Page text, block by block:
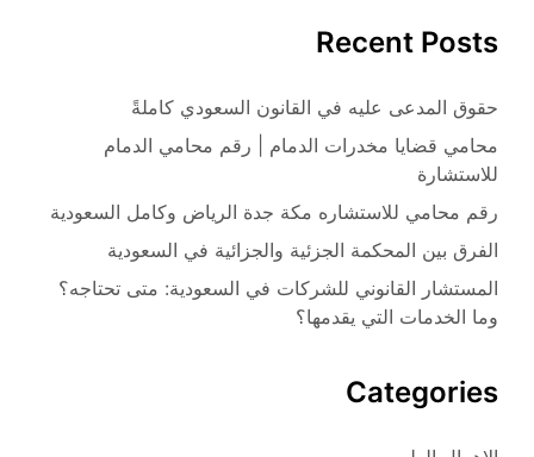
Recent Posts
حقوق المدعى عليه في القانون السعودي كاملةً
محامي قضايا مخدرات الدمام | رقم محامي الدمام
للاستشارة
رقم محامي للاستشاره مكة جدة الرياض وكامل السعودية
الفرق بين المحكمة الجزئية والجزائية في السعودية
المستشار القانوني للشركات في السعودية: متى تحتاجه؟
وما الخدمات التي يقدمها؟
Categories